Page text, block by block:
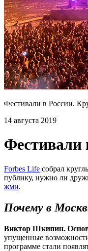
Фестивали в России.
14 августа 2019
Фестивали
Forbes Life собрал
публику, нужно ли
жми.
Почему в
Виктор Шкипин.
упущенные
программе стали